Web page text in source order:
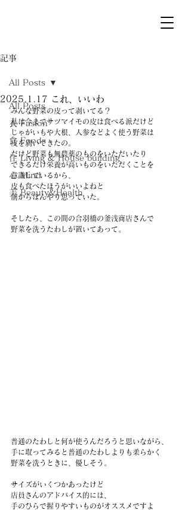
記事
All Posts
衣 Fasion
食 Foods
住 Living & House building
心 Mind
美 Beauty&Health
All Posts
2025.1.17 これ、いいわ
みんな野菜の皮って剥いてる？
私は今までサツマイモの皮は食べる派だけど
じゃがいもや大根、人参などよく使う野菜は
皮を剥いてきたの。
だけど野菜も無農薬のものをいただいたり
できるだけ栄養が高いものをいただくことを
意識しているから、
皮も食べたほうがいいよねと
前からぼんやり思っていた。
そしたら、この間の合羽橋の釜浅商店さんで
野菜を洗うたわしが置いてあって。
普通のたわしと何が使うんだろうと思いながら、
手に取ってみると普通のたわしよりも柔らかく
野菜を洗うときに、優しそう。
サイズがいくつかあったけど
店員さんのアドバイス的には、
手のひらで握りやすいものがオススメですよ